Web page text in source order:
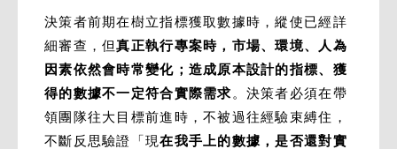
決策者前期在樹立指標獲取數據時，縱使已經詳
細審查，但真正執行專案時，市場、環境、人為
因素依然會時常變化；造成原本設計的指標、獲
得的數據不一定符合實際需求 。決策者必須在帶
領團隊往大目標前進時，不被過往經驗束縛住，
不斷反思驗證「現在我手上的數據，是否還對實